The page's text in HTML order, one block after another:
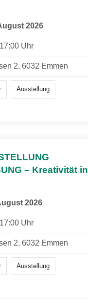
2026
Uhr
2, 6032 Emmen
Ausstellung
– Kreativität in
2026
Uhr
2, 6032 Emmen
Ausstellung